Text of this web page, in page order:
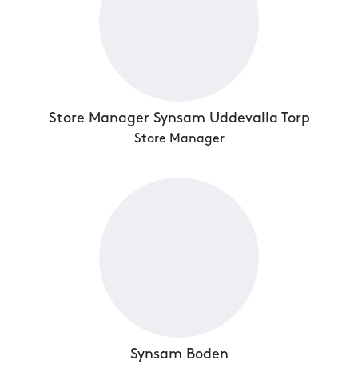
Store Manager Synsam Uddevalla Torp
Store Manager
Synsam Boden